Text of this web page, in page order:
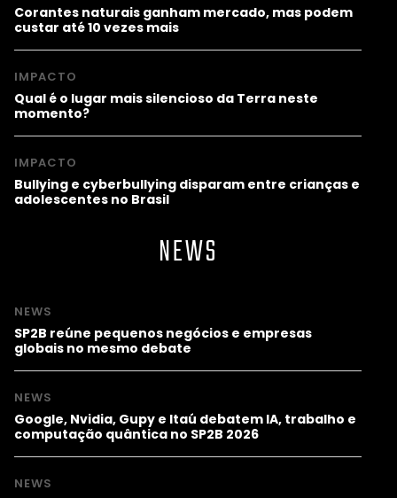
Corantes naturais ganham mercado, mas podem
custar até 10 vezes mais
IMPACTO
Qual é o lugar mais silencioso da Terra neste
momento?
IMPACTO
Bullying e cyberbullying disparam entre crianças e
adolescentes no Brasil
NEWS
NEWS
SP2B reúne pequenos negócios e empresas
globais no mesmo debate
NEWS
Google, Nvidia, Gupy e Itaú debatem IA, trabalho e
computação quântica no SP2B 2026
NEWS